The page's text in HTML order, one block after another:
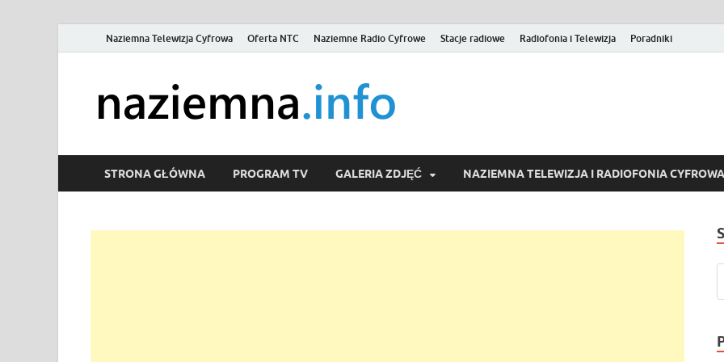
Naziemna Telewizja Cyfrowa Oferta NTC Naziemne Radio Cyfrowe Stacje radiowe Radiofonia i Telewizja Poradniki
Wideo online, VOD
STRONA GŁÓWNA PROGRAM TV GALERIA ZDJĘĆ NAZIEMNA TELEWIZJA I RADIOFONIA CYFROWA